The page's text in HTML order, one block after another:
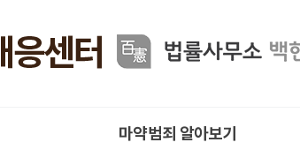
마약범죄 알아보기